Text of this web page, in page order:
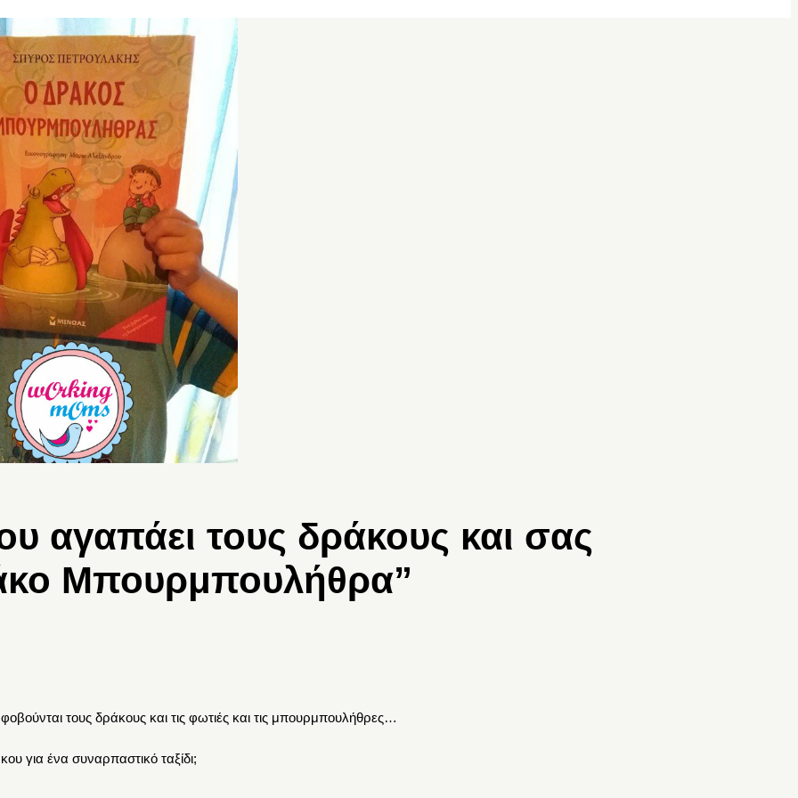
αγαπάει τους δράκους και σας
Μπουρμπουλήθρα”
τους δράκους και τις φωτιές και τις μπουρμπουλήθρες…
για ένα συναρπαστικό ταξίδι;